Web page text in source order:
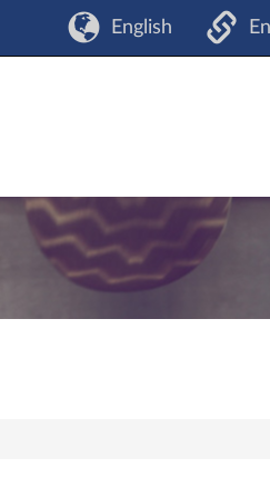
English